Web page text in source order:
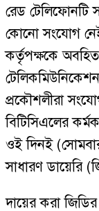
রেড
কোনো সংযোগ
কর্তৃপক্ষকে অবহিত
প্রকৌশলীরা
বিটিসিএলের
ওই দিনই
সাধারণ ডায়েরি
দায়ের করা